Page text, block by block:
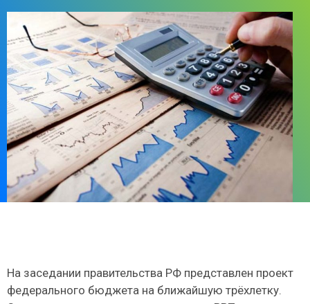
На заседании правительства РФ представлен проект
федерального бюджета на ближайшую трёхлетку.